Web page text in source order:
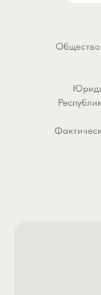
Общество